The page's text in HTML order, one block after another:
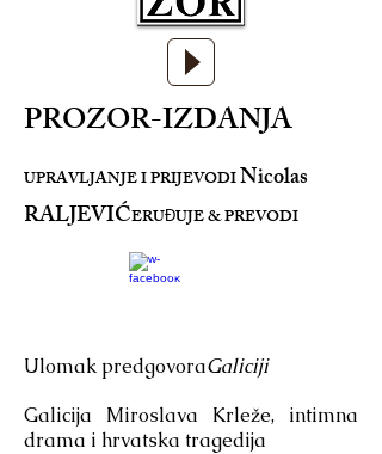
PROZOR-IZDANJA
UPRAVLJANJE I PRIJEVODINicolas
RALJEVIĆERUĐUJE & PREVODI
Ulomak predgovoraGaliciji
Galicija Miroslava Krleže, intimna
drama i hrvatska tragedija